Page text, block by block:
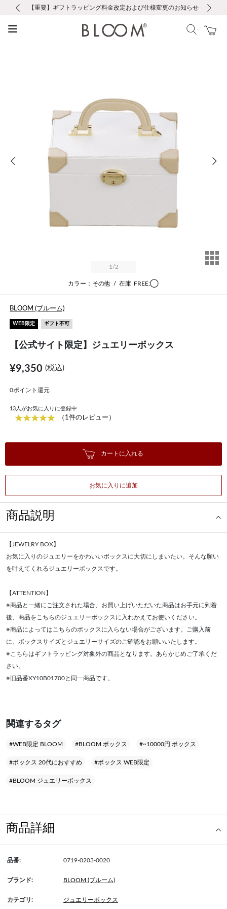
お修理・アフターサービスのご案内
【重要】令和８年熊本地震に伴う集配への影響について
【重要】ギフトラッピング料金改定および仕様変更のお知らせ
【重要】夏季休業の営業についてのご案内
税込5,500円以上で送料無料｜最短24時間以内に発送
新規会員登録で1000ポイントプレゼント！
新規LINE友だち登録で500円クーポンプレゼント
会員限定！レビュー投稿で100ポイントプレゼント
お修理・アフターサービスのご案内
【重要】令和８年熊本地震に伴う集配への影響について
1 /2
カラー：その他 / 在庫 FREE:◯
BLOOM (ブルーム)
WEB限定 ギフト不可
【公式サイト限定】ジュエリーボックス
¥9,350(税込)
0ポイント還元
13 人がお気に入りに登録中
（1件のレビュー）
カートに入れる
お気に入りに追加
商品説明
【JEWELRY BOX】
お気に入りのジュエリーをかわいいボックスに大切にしまいたい。そんな願い
を叶えてくれるジュエリーボックスです。
【ATTENTION】
※商品と一緒にご注文された場合、お買い上げいただいた商品はお手元に到着
後、商品をこちらのジュエリーボックスに入れかえてお使いください。
※商品によってはこちらのボックスに入らない場合がございます。ご購入前
に、ボックスサイズとジュエリーサイズのご確認をお願いいたします。
※こちらはギフトラッピング対象外の商品となります。あらかじめご了承くだ
さい。
※旧品番XY10B01700と同一商品です。
関連するタグ
#WEB限定 BLOOM #BLOOM ボックス #~10000円 ボックス
#ボックス 20代におすすめ #ボックス WEB限定
#BLOOM ジュエリーボックス
商品詳細
品番: 0719-0203-0020
ブランド: BLOOM (ブルーム)
カテゴリ: ジュエリーボックス